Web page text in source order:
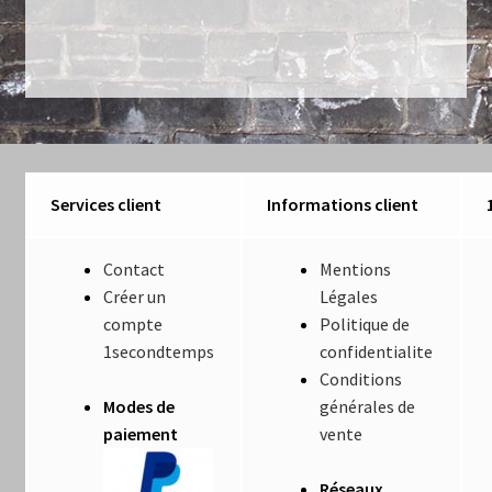
Mentions Légales
Mon compte
l’article
Services client Informations client
Contact
Créer un
compte
1secondtemps
Modes de
paiement
Mentions
Légales
Politique de
confidentialite
Conditions
générales de
vente